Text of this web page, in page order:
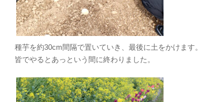
種芋を約30cm間隔で置いていき、最後に土をかけます。
皆でやるとあっという間に終わりました。